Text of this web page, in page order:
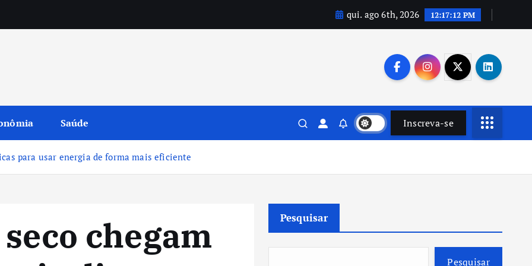
qui. ago 6th, 2026 12:17:14 PM
Saúde Inscreva-se
para usar energia de forma mais eficiente
chegam
Pesquisar
Pesquisar